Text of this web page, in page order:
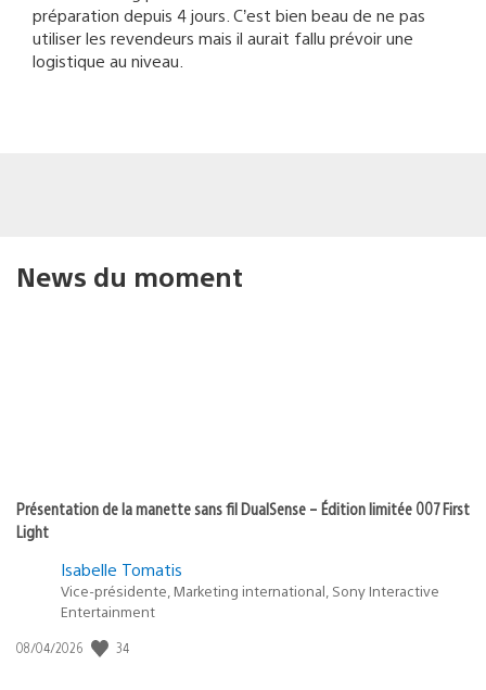
préparation depuis 4 jours. C’est bien beau de ne pas
utiliser les revendeurs mais il aurait fallu prévoir une
logistique au niveau.
News du moment
Présentation de la manette sans fil DualSense – Édition limitée 007 First
Light
Isabelle Tomatis
Vice-présidente, Marketing international, Sony Interactive
Entertainment
Date
08/04/2026 34